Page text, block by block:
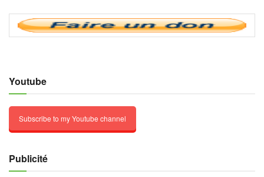
Youtube
Subscribe to my Youtube channel
Publicité